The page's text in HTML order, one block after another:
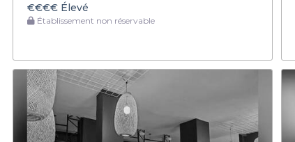
€€€€ Élevé
Établissement non réservable